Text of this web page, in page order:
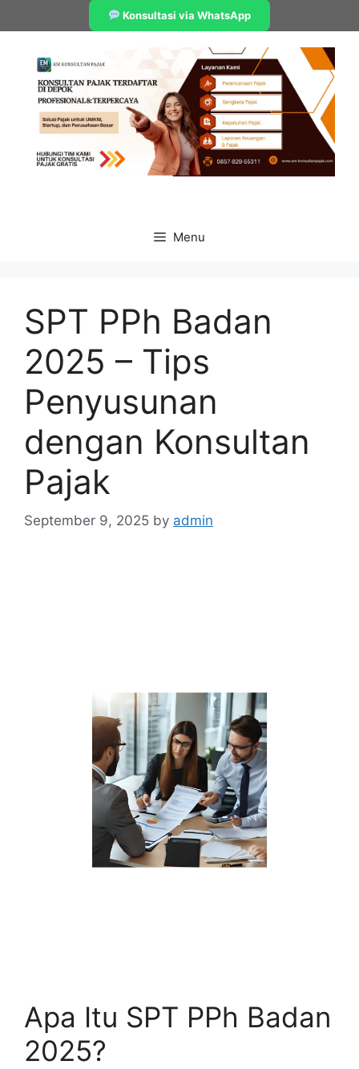
to
Konsultasi via WhatsApp
Menu
SPT PPh Badan
2025 – Tips
Penyusunan
dengan Konsultan
Pajak
September 9, 2025 by admin
Apa Itu SPT PPh Badan
2025?